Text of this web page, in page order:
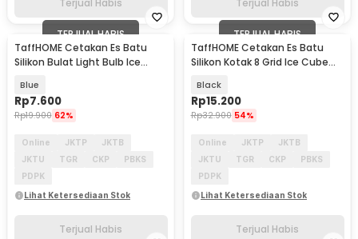
TERJUAL HABIS
TaffHOME Cetakan Es Batu
Silikon Bulat Light Bulb Ice
Blue
Rp7.600
Rp19.900 62%
Online JKTP
JKTB
JKTU
TGR CKP
PBKS
PDPK
Lihat Ketersediaan Stok
Terjual Habis
TERJUAL HABIS
TaffHOME Cetakan Es Batu
Silikon Kotak 8 Grid Ice Cube
Black
Rp15.200
Rp32.900 54%
Online JKTP
JKTB
JKTU
TGR CKP
PBKS
PDPK
Lihat Ketersediaan Stok
Terjual Habis